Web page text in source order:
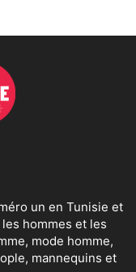
un en Tunisie et
hommes et les
mode homme,
mannequins et